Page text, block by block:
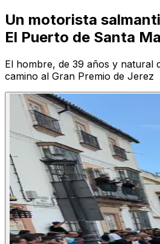
Un motorista
El Puerto de Santa
El hombre, de 39 años y natural
camino al Gran Premio de Jerez